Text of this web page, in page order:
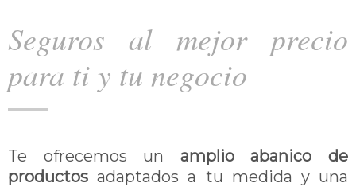
Seguros al mejor precio
para ti y tu negocio
Te ofrecemos un amplio abanico de
productosadaptados a tu medida y una